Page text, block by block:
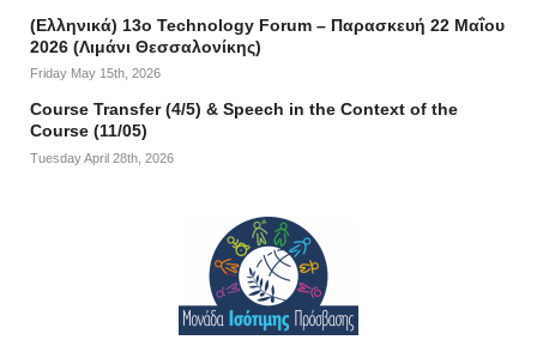
(Ελληνικά) 13ο Technology Forum – Παρασκευή 22 Μαΐου
2026 (Λιμάνι Θεσσαλονίκης)
Friday May 15th, 2026
Course Transfer (4/5) & Speech in the Context of the
Course (11/05)
Tuesday April 28th, 2026